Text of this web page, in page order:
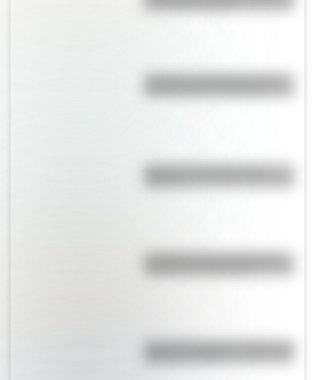
¿Sabías que San Martín vivió
¿Qué son los prefijos y los
La historia de los inmigrantes
Cruce de los Andes: 5 datos que